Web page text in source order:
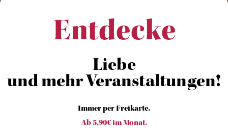
Entdecke
Liebe
und mehr Veranstaltungen!
Immer per Freikarte.
Ab 5,90€ im Monat.